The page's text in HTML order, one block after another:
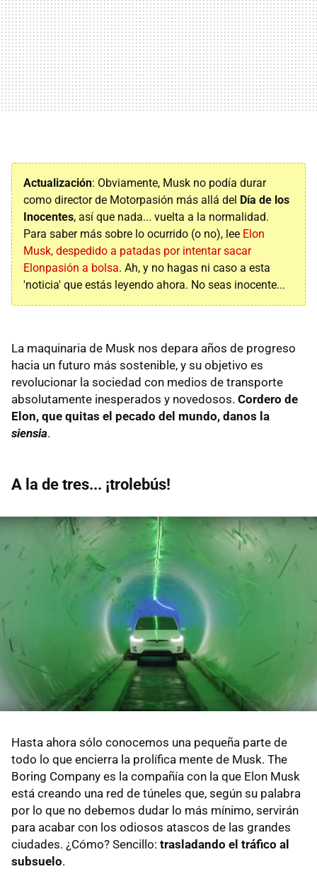
Actualización: Obviamente, Musk no podía durar
como director de Motorpasión más allá del Día de los
Inocentes, así que nada... vuelta a la normalidad.
Para saber más sobre lo ocurrido (o no), lee Elon
Musk, despedido a patadas por intentar sacar
Elonpasión a bolsa. Ah, y no hagas ni caso a esta
'noticia' que estás leyendo ahora. No seas inocente...
La maquinaria de Musk nos depara años de progreso
hacia un futuro más sostenible, y su objetivo es
revolucionar la sociedad con medios de transporte
absolutamente inesperados y novedosos. Cordero de
Elon, que quitas el pecado del mundo, danos la
siensia.
A la de tres... ¡trolebús!
Hasta ahora sólo conocemos una pequeña parte de
todo lo que encierra la prolífica mente de Musk. The
Boring Company es la compañía con la que Elon Musk
está creando una red de túneles que, según su palabra
por lo que no debemos dudar lo más mínimo, servirán
para acabar con los odiosos atascos de las grandes
ciudades. ¿Cómo? Sencillo: trasladando el tráfico al
subsuelo.